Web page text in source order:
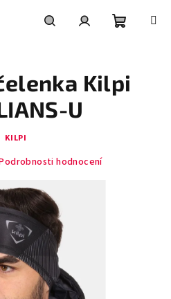
košík
Kilpi
U
KILPI
hodnocení